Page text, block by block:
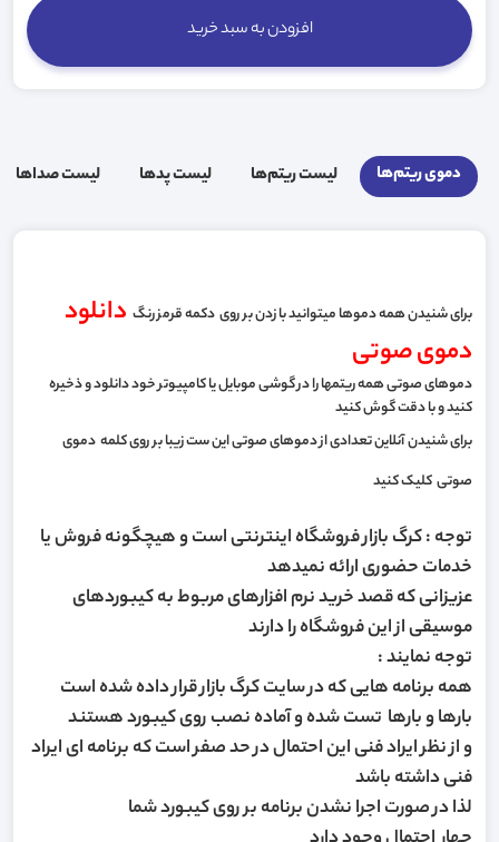
افزودن به سبد خرید
دموی ریتم‌ها لیست ریتم‌ها لیست پد‌ها لیست صدا‌ها
برای شنیدن همه دموها میتوانید با زدن بر روی دکمه قرمز رنگ دانلود
دموی صوتی
دموهای صوتی همه ریتمها را در گوشی موبایل یا کامپیوتر خود دانلود و ذخیره
کنید و با دقت گوش کنید
برای شنیدن آنلاین تعدادی از دموهای صوتی این ست زیبا بر روی کلمهدموی
صوتیکلیک کنید
توجه : کرگ بازار فروشگاه اینترنتی است و هیچگونه فروش یا
خدمات حضوری ارائه نمیدهد
عزیزانی که قصد خرید نرم افزارهای مربوط به کیبوردهای
موسیقی از این فروشگاه را دارند
توجه نمایند :
همه برنامه هایی که در سایت کرگ بازار قرار داده شده است
بارها و بارها تست شده و آماده نصب روی کیبورد هستند
و از نظر ایراد فنی این احتمال در حد صفر است که برنامه ای ایراد
فنی داشته باشد
لذا در صورت اجرا نشدن برنامه بر روی کیبورد شما